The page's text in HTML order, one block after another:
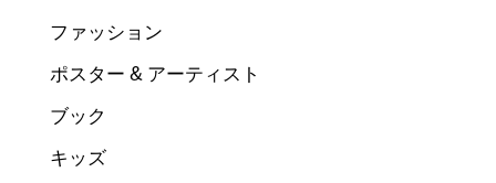
ファッション
ポスター & アーティスト
ブック
キッズ